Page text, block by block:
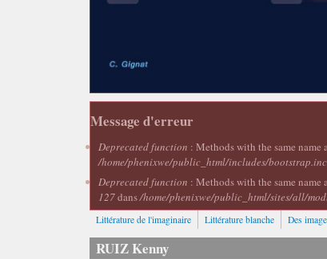
Message d'erreur
Deprecated function : Methods with the same
/home/phenixwe/public_html/includes/bootstrap.inc
Deprecated function : Methods with the same
127dans/home/phenixwe/public_html/sites/all/
Littérature de l'imaginaire Littérature blanche Des
RUIZ Kenny